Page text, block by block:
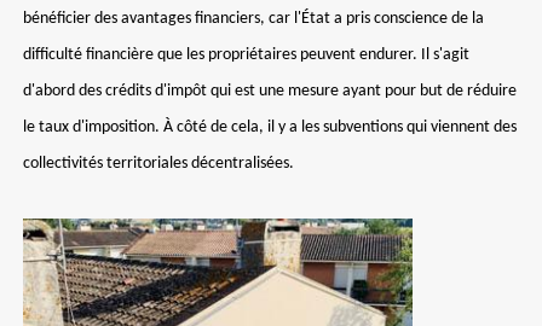
bénéficier des avantages financiers, car l'État a pris conscience de la
difficulté financière que les propriétaires peuvent endurer. Il s'agit
d'abord des crédits d'impôt qui est une mesure ayant pour but de réduire
le taux d'imposition. À côté de cela, il y a les subventions qui viennent des
collectivités territoriales décentralisées.